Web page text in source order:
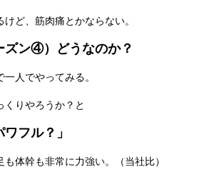
ど、筋肉痛とかならない。
ズン④）どうなのか？
人でやってみる。
りやろうか？と
ワフル？」
体幹も非常に力強い。（当社比）